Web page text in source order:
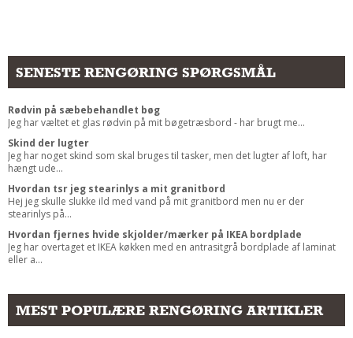
SENESTE RENGØRING SPØRGSMÅL
Rødvin på sæbebehandlet bøg
Jeg har væltet et glas rødvin på mit bøgetræsbord - har brugt me...
Skind der lugter
Jeg har noget skind som skal bruges til tasker, men det lugter af loft, har
hængt ude...
Hvordan tsr jeg stearinlys a mit granitbord
Hej jeg skulle slukke ild med vand på mit granitbord men nu er der
stearinlys på...
Hvordan fjernes hvide skjolder/mærker på IKEA bordplade
Jeg har overtaget et IKEA køkken med en antrasitgrå bordplade af laminat
eller a...
MEST POPULÆRE RENGØRING ARTIKLER